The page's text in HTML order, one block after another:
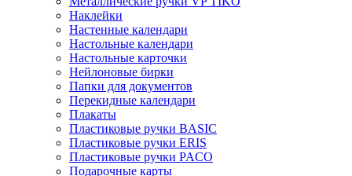
Наклейки
Настенные календари
Настольные календари
Настольные карточки
Нейлоновые бирки
Папки для документов
Перекидные календари
Плакаты
Пластиковые ручки BASIC
Пластиковые ручки ERIS
Пластиковые ручки PACO
Подарочные карты